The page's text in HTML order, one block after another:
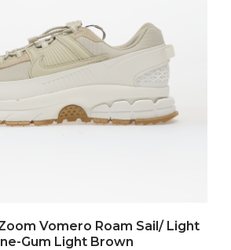
Vomero Roam Sail/ Light
Gum Light Brown